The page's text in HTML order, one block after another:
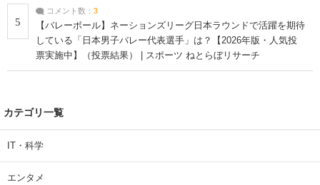
5
コメント数： 3
【バレーボール】ネーションズリーグ日本ラウンドで活躍を期待
している「日本男子バレー代表選手」は？【2026年版・人気投
票実施中】（投票結果） | スポーツ ねとらぼリサーチ
カテゴリ一覧
IT・科学
エンタメ